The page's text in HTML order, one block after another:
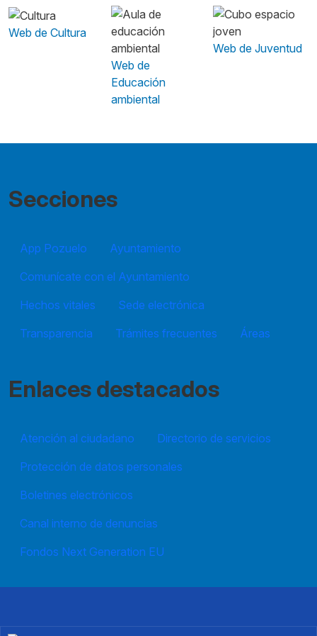
Web de Cultura
Web de
Educación
ambiental
Web de Juventud
Secciones
App Pozuelo
Ayuntamiento
Comunícate con el Ayuntamiento
Hechos vitales
Sede electrónica
Transparencia
Trámites frecuentes Áreas
Enlaces destacados
Atención al ciudadano
Directorio de servicios
Protección de datos personales
Boletines electrónicos
Canal interno de denuncias
Fondos Next Generation EU